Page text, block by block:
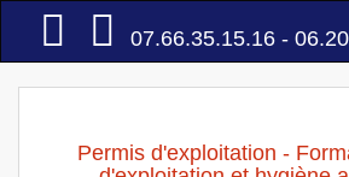
Accueil
07.66.35.15.16 -
Permis d'exploitation -